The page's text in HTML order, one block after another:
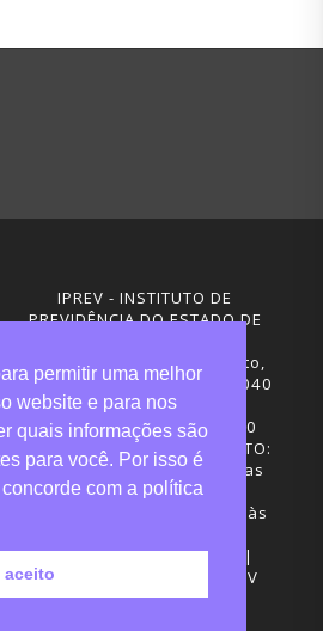
IPREV - INSTITUTO DE
PREVIDÊNCIA DO ESTADO DE
Rua Visconde de Ouro Preto,
291 – Centro - CEP: 88020-040
Florianópolis - SC
Telefones: (48) 3665-4600
HORÁRIO DE FUNCIONAMENTO:
Central de Atendimento: das
12h30 às 18h
Sede administrativa: 7h30 às
Desenvolvimento: CIASC |
Gestão do conteúdo: IPREV
permitir uma melhor
website e para nos
quais informações são
para você. Por isso é
com a política
aceito